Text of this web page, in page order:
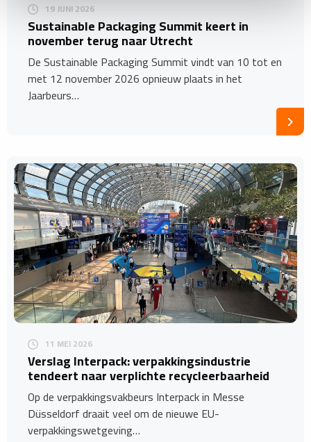
19 JUNI 2026
Sustainable Packaging Summit keert in
november terug naar Utrecht
De Sustainable Packaging Summit vindt van 10 tot en
met 12 november 2026 opnieuw plaats in het
Jaarbeurs…
11 MEI 2026
​Verslag Interpack: verpakkingsindustrie
tendeert naar verplichte recycleerbaarheid
Op de verpakkingsvakbeurs Interpack in Messe
Düsseldorf draait veel om de nieuwe EU-
verpakkingswetgeving…